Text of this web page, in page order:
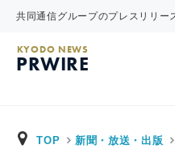
共同通信グループのプレスリリー
KYODO NEWS
PRWIRE
TOP 新聞・放送・出版